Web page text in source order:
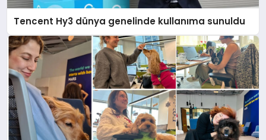
Tencent Hy3 dünya genelinde kullanıma sunuldu